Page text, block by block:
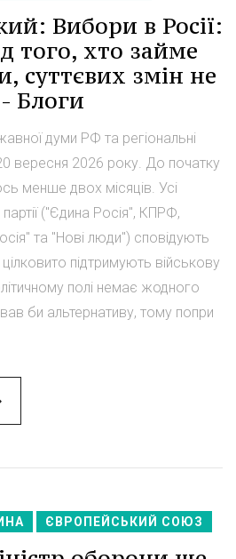
Вибори в Росії:
того, хто займе
суттєвих змін не
Блоги
думи РФ та регіональні
вересня 2026 року. До початку
менше двох місяців. Усі
("Єдина Росія", КПРФ,
та "Нові люди") сповідують
підтримують військову
полі немає жодного
би альтернативу, тому попри
ЄВРОПЕЙСЬКИЙ СОЮЗ